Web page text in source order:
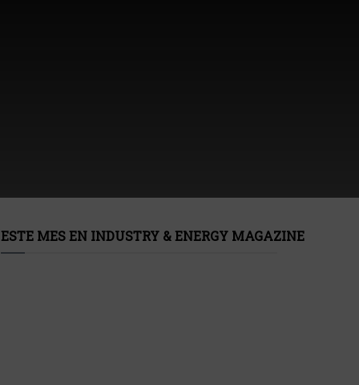
ESTE MES EN INDUSTRY & ENERGY MAGAZINE